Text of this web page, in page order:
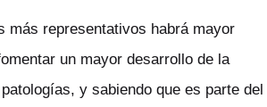
más representativos habrá mayor
un mayor desarrollo de la
y sabiendo que es parte del